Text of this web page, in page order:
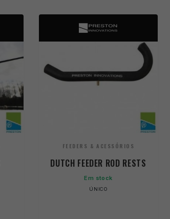
FEEDERS & ACESSÓRIOS
DUTCH FEEDER ROD RESTS
Em stock
ÚNICO